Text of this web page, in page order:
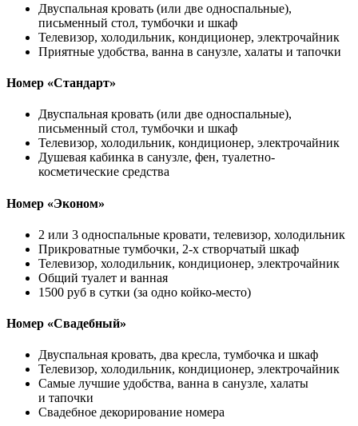
Двуспальная кровать (или две односпальные),
письменный стол, тумбочки и шкаф
Телевизор, холодильник, кондиционер, электрочайник
Приятные удобства, ванна в санузле, халаты и тапочки
Номер «Стандарт»
Двуспальная кровать (или две односпальные),
письменный стол, тумбочки и шкаф
Телевизор, холодильник, кондиционер, электрочайник
Душевая кабинка в санузле, фен, туалетно-
косметические средства
Номер «Эконом»
2 или 3 односпальные кровати, телевизор, холодильник
Прикроватные тумбочки, 2-х створчатый шкаф
Телевизор, холодильник, кондиционер, электрочайник
Общий туалет и ванная
1500 руб в сутки (за одно койко-место)
Номер «Свадебный»
Двуспальная кровать, два кресла, тумбочка и шкаф
Телевизор, холодильник, кондиционер, электрочайник
Самые лучшие удобства, ванна в санузле, халаты
и тапочки
Свадебное декорирование номера